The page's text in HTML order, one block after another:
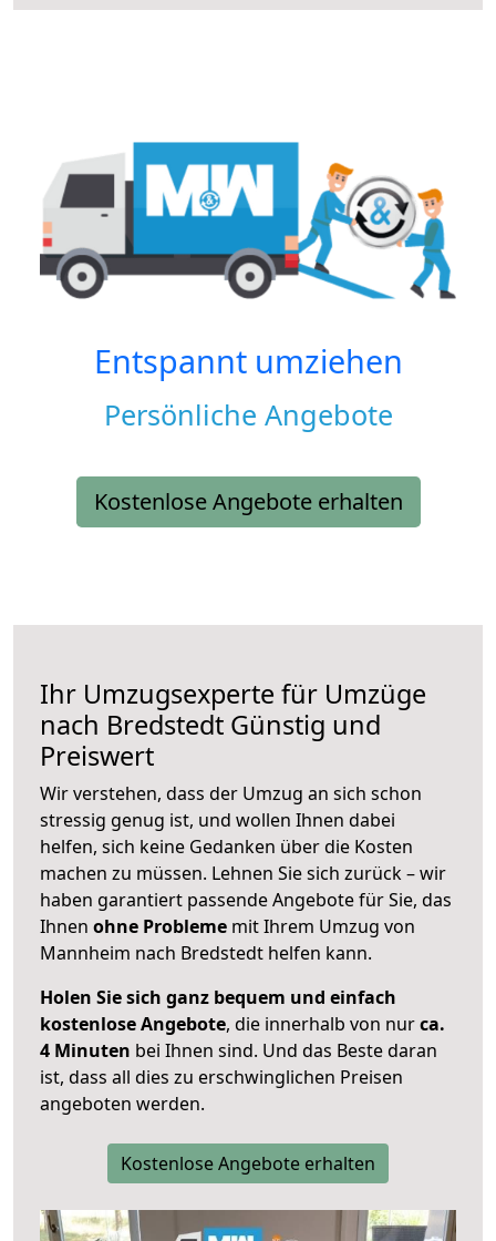
Entspannt umziehen
Persönliche Angebote
Kostenlose Angebote erhalten
Ihr Umzugsexperte für Umzüge
nach Bredstedt Günstig und
Preiswert
Wir verstehen, dass der Umzug an sich schon
stressig genug ist, und wollen Ihnen dabei
helfen, sich keine Gedanken über die Kosten
machen zu müssen. Lehnen Sie sich zurück – wir
haben garantiert passende Angebote für Sie, das
Ihnen ohne Probleme mit Ihrem Umzug von
Mannheim nach Bredstedt helfen kann.
Holen Sie sich ganz bequem und einfach
kostenlose Angebote, die innerhalb von nurca.
4 Minuten bei Ihnen sind. Und das Beste daran
ist, dass all dies zu erschwinglichen Preisen
angeboten werden.
Kostenlose Angebote erhalten